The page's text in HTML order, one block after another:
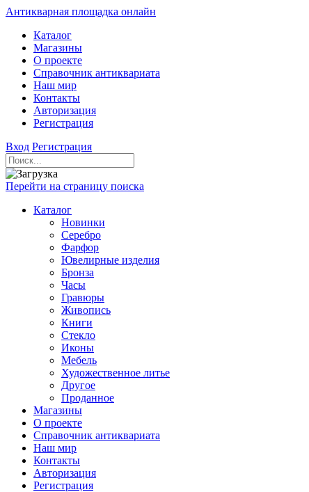
Антикварная площадка онлайн
Каталог
Магазины
О проекте
Справочник антиквариата
Наш мир
Контакты
Авторизация
Регистрация
Вход Регистрация
Перейти на страницу поиска
Каталог
Новинки
Серебро
Фарфор
Ювелирные изделия
Бронза
Часы
Гравюры
Живопись
Книги
Стекло
Иконы
Мебель
Художественное литье
Другое
Проданное
Магазины
О проекте
Справочник антиквариата
Наш мир
Контакты
Авторизация
Регистрация